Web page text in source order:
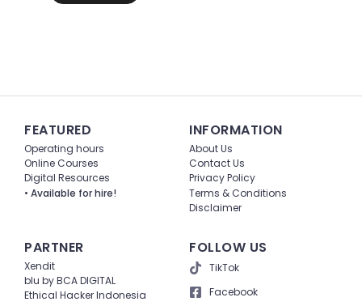
FEATURED
Operating hours
Online Courses
Digital Resources
• Available for hire!
INFORMATION
About Us
Contact Us
Privacy Policy
Terms & Conditions
Disclaimer
PARTNER
Xendit
blu by BCA DIGITAL
Ethical Hacker Indonesia
FOLLOW US
TikTok
Facebook